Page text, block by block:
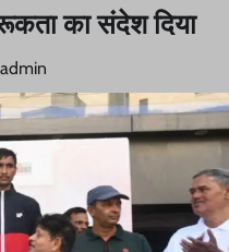
का संदेश दिया
admin